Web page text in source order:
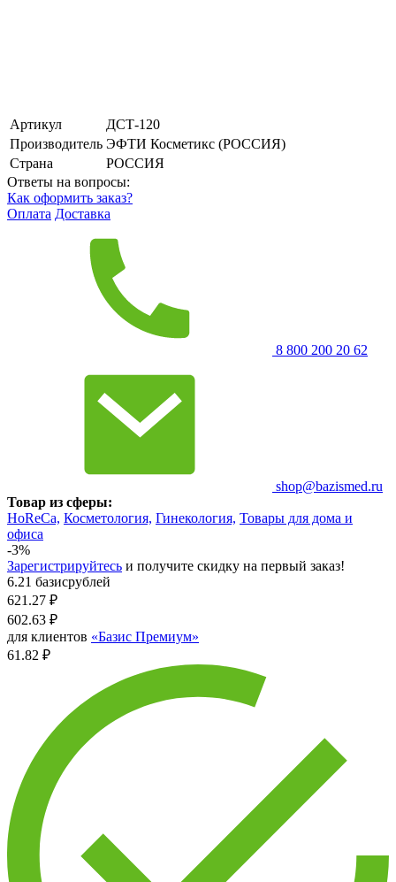
Артикул
ДСТ-120
Производитель ЭФТИ Косметикс (РОССИЯ)
Страна
РОССИЯ
Ответы на вопросы:
Как оформить заказ?
Оплата Доставка
8 800 200 20 62
shop@bazismed.ru
Товар из сферы:
HoReCa, Косметология, Гинекология, Товары для дома и
офиса
-3%
Зарегистрируйтесь и получите скидку на первый заказ!
6.21 базисрублей
621.27 ₽
602.63 ₽
для клиентов «Базис Премиум»
61.82 ₽